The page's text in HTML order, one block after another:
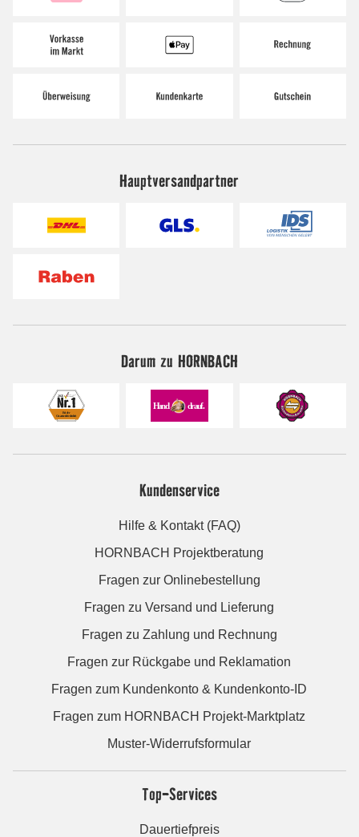
Hauptversandpartner
Darum zu HORNBACH
Kundenservice
Hilfe & Kontakt (FAQ)
HORNBACH Projektberatung
Fragen zur Onlinebestellung
Fragen zu Versand und Lieferung
Fragen zu Zahlung und Rechnung
Fragen zur Rückgabe und Reklamation
Fragen zum Kundenkonto & Kundenkonto-ID
Fragen zum HORNBACH Projekt-Marktplatz
Muster-Widerrufsformular
Top-Services
Dauertiefpreis